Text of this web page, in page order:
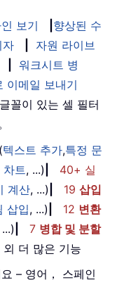
보기
향상된 수
자
자원 라이브
워크시트 병
이메일 보내기
꼴이 있는 셀 필터
(텍스트 추가,특정 문
차트, ...)
40+ 실
계산, ...) 19 삽입
삽입, ...) 12 변환
7 병합 및 분할
외 더 많은 기능
– 영어， 스페인